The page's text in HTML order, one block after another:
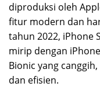
diproduksi oleh
fitur modern dan
tahun 2022, iPhone
mirip dengan
Bionic yang
dan efisien.